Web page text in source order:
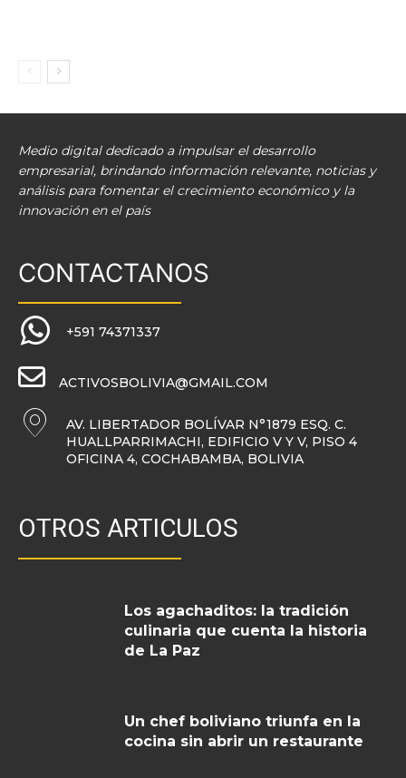
Medio digital dedicado a impulsar el desarrollo
empresarial, brindando información relevante, noticias y
análisis para fomentar el crecimiento económico y la
innovación en el país
CONTACTANOS
+591 74371337
ACTIVOSBOLIVIA@GMAIL.COM
AV. LIBERTADOR BOLÍVAR N°1879 ESQ. C.
HUALLPARRIMACHI, EDIFICIO V Y V, PISO 4
OFICINA 4, COCHABAMBA, BOLIVIA
OTROS ARTICULOS
Los agachaditos: la tradición
culinaria que cuenta la historia
de La Paz
Un chef boliviano triunfa en la
cocina sin abrir un restaurante